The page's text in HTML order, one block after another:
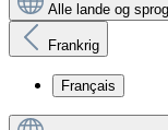
Alle lande og sprog
Frankrig
Français